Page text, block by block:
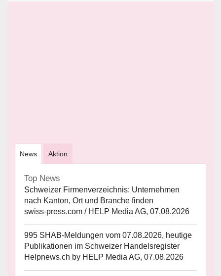
News Aktion
Top News
Schweizer Firmenverzeichnis: Unternehmen
nach Kanton, Ort und Branche finden
swiss-press.com / HELP Media AG, 07.08.2026
995 SHAB-Meldungen vom 07.08.2026, heutige
Publikationen im Schweizer Handelsregister
Helpnews.ch by HELP Media AG, 07.08.2026